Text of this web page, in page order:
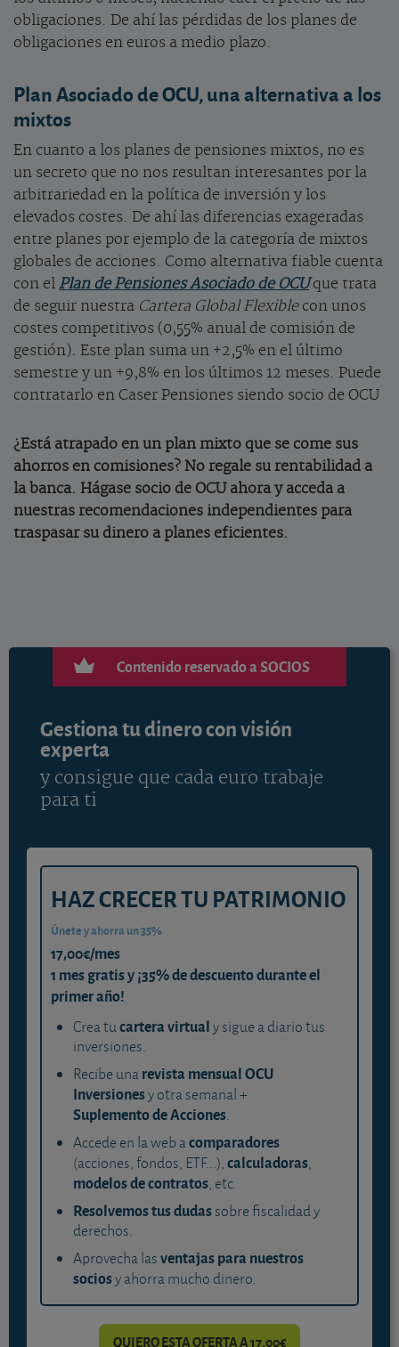
obligaciones. De ahí las pérdidas de los planes de
obligaciones en euros a medio plazo.
Plan Asociado de OCU, una alternativa a los
mixtos
En cuanto a los planes de pensiones mixtos, no es
un secreto que no nos resultan interesantes por la
arbitrariedad en la política de inversión y los
elevados costes. De ahí las diferencias exageradas
entre planes por ejemplo de la categoría de mixtos
globales de acciones. Como alternativa fiable cuenta
con el Plan de Pensiones Asociado de OCU que trata
de seguir nuestra Cartera Global Flexiblecon unos
costes competitivos (0,55% anual de comisión de
gestión). Este plan suma un +2,5% en el último
semestre y un +9,8% en los últimos 12 meses. Puede
contratarlo en Caser Pensiones siendo socio de OCU
¿Está atrapado en un plan mixto que se come sus
ahorros en comisiones? No regale su rentabilidad a
la banca. Hágase socio de OCU ahora y acceda a
nuestras recomendaciones independientes para
traspasar su dinero a planes eficientes.
Contenido reservado a SOCIOS
Gestiona tu dinero con visión
experta
y consigue que cada euro trabaje
para ti
HAZ CRECER TU PATRIMONIO
Únete y ahorra un 35%
17,00€/mes
1 mes gratis y ¡35% de descuento durante el
primer año!
Crea tucartera virtualy sigue a diario tus
inversiones.
Recibe unarevista mensual OCU
Inversionesy otra semanal +
Suplemento de Acciones.
Accede en la web acomparadores
(acciones, fondos, ETF...),calculadoras,
modelos de contratos, etc.
Resolvemos tus dudassobre fiscalidad y
derechos.
Aprovecha lasventajas para nuestros
sociosy ahorra mucho dinero.
QUIERO ESTA OFERTA A 17,00€